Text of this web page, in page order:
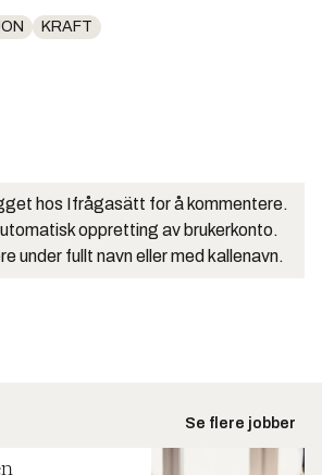
KRAFT
hos Ifrågasätt for å kommentere.
oppretting av brukerkonto.
under fullt navn eller med kallenavn.
Se flere jobber